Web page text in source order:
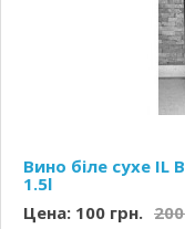
Вино біле сухе IL
1.5l
Цена: 100 грн.